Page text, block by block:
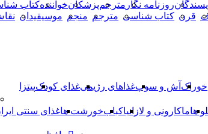
روزنامه نگار مترجمپزشکانخوانندهکتاب
قرن کتاب شناسی مترجم منجم موسیقیدان
خوراک آش و سوپغذاهای رژیمیغذای کودکپیتزا
هاماکارونی و لازانیاکبابخورشت هاغذای سنتی